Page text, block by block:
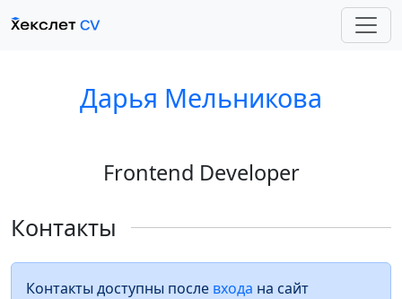
Дарья Мельникова
Frontend Developer
Контакты
Контакты доступны после входа на сайт